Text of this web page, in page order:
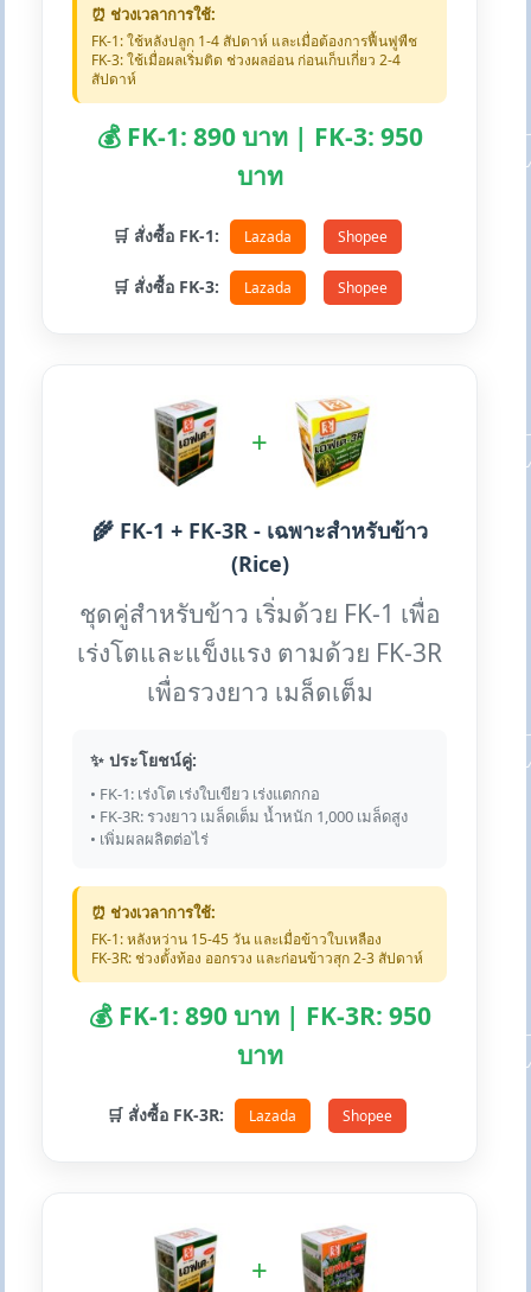
⏰ ช่วงเวลาการใช้:
FK-1: ใช้หลังปลูก 1-4 สัปดาห์ และเมื่อต้องการฟื้นฟูพืช
FK-3: ใช้เมื่อผลเริ่มติด ช่วงผลอ่อน ก่อนเก็บเกี่ยว 2-4
สัปดาห์
💰 FK-1: 890 บาท | FK-3: 950
บาท
🛒 สั่งซื้อ FK-1: Lazada Shopee
🛒 สั่งซื้อ FK-3: Lazada Shopee
+
🌾 FK-1 + FK-3R - เฉพาะสำหรับข้าว
(Rice)
ชุดคู่สำหรับข้าว เริ่มด้วย FK-1 เพื่อ
เร่งโตและแข็งแรง ตามด้วย FK-3R
เพื่อรวงยาว เมล็ดเต็ม
✨ ประโยชน์คู่:
• FK-1: เร่งโต เร่งใบเขียว เร่งแตกกอ
• FK-3R: รวงยาว เมล็ดเต็ม น้ำหนัก 1,000 เมล็ดสูง
• เพิ่มผลผลิตต่อไร่
⏰ ช่วงเวลาการใช้:
FK-1: หลังหว่าน 15-45 วัน และเมื่อข้าวใบเหลือง
FK-3R: ช่วงตั้งท้อง ออกรวง และก่อนข้าวสุก 2-3 สัปดาห์
💰 FK-1: 890 บาท | FK-3R: 950
บาท
🛒 สั่งซื้อ FK-3R: Lazada Shopee
+